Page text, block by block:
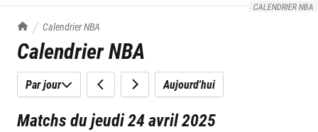
CALENDRIER NBA
TrashTalk Actu NBA
Calendrier NBA
Calendrier NBA
Par jour Aujourd'hui
Matchs du jeudi 24 avril 2025